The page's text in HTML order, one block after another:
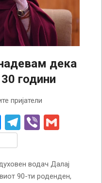
дека
години
пријатели
Messenger
Telegram
Viber
водач Далај
90-ти роденден,